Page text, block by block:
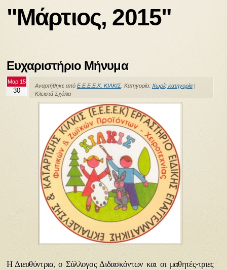
"Μάρτιος, 2015"
Ευχαριστήριο Μήνυμα
Μαρ 15
30
Αναρτήθηκε από Ε.Ε.Ε.Ε.Κ. ΚΙΛΚΙΣ. Κατηγορία: Χωρίς κατηγορία|
Κλειστά Σχόλια
Η Διευθύντρια, ο Σύλλογος Διδασκόντων και οι μαθητές-τριες